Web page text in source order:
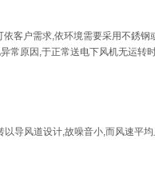
客户需求,依环境需要采用不銹钢
常原因,于正常送电下风机无运转
导风道设计,故噪音小,而风速平均